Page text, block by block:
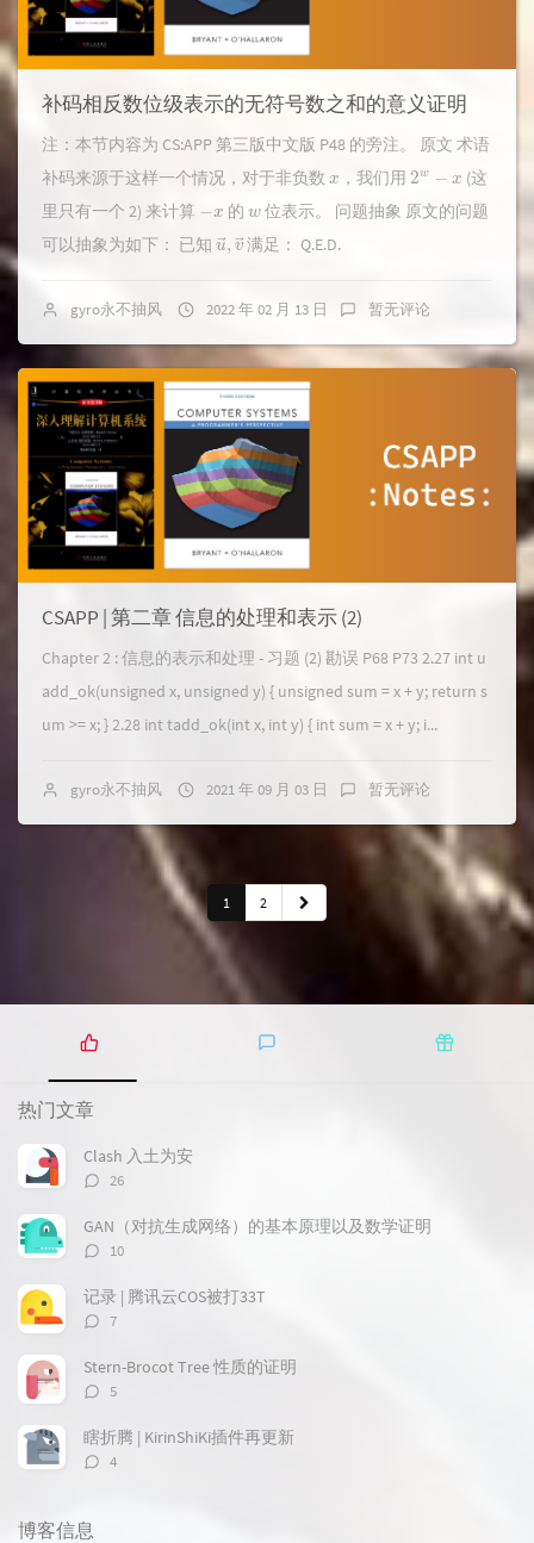
补码相反数位级表示的无符号数之和的意义证明
注：本节内容为 CS:APP 第三版中文版 P48 的旁注。 原文 术语
补码来源于这样一个情况，对于非负数
，我们用 2w
(这
里只有一个 2) 来计算
的
位表示。 问题抽象 原文的问题
可以抽象为如下： 已知 u
→ ,
v→ 满足： Q.E.D.
gyro永不抽风 2022 年 02 月 13 日 暂无评论
CSAPP | 第二章 信息的处理和表示 (2)
Chapter 2 : 信息的表示和处理 - 习题 (2) 勘误 P68 P73 2.27 int u
add_ok(unsigned x, unsigned y) { unsigned sum = x + y; return s
um >= x; } 2.28 int tadd_ok(int x, int y) { int sum = x + y; i...
gyro永不抽风 2021 年 09 月 03 日 暂无评论
1 2
热
门
文
章
热门文章
Clash 入土为安
评
数：
26
GAN（对抗生成网络）的基本原理以及数学证明
评
数：
10
记录 | 腾讯云COS被打33T
评
数：
7
Stern-Brocot Tree 性质的证明
评
数：
5
瞎折腾 | KirinShiKi插件再更新
评
4
博客信息